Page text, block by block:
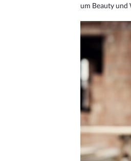
um Beauty und